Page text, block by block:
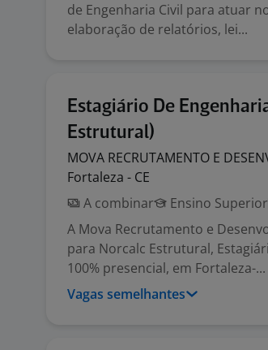
de Engenharia Civil para atuar
elaboração de relatórios, lei...
Estagiário De
Estrutural)
MOVA RECRUTAMENTO E
Fortaleza - CE
A combinar
Ensino Superior
A Mova Recrutamento e
para Norcalc Estrutural,
100% presencial, em Fortaleza-...
Vagas semelhantes